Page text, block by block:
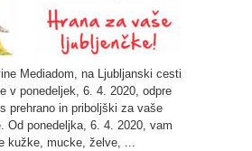
Mediadom, na Ljubljanski cesti
v ponedeljek, 6. 4. 2020, odpre
prehrano in priboljški za vaše
Od ponedeljka, 6. 4. 2020, vam
kužke, mucke, želve, ...